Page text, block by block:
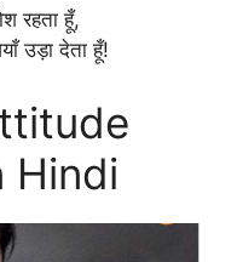
रहता हूँ,
उड़ा देता हूँ!
Hindi